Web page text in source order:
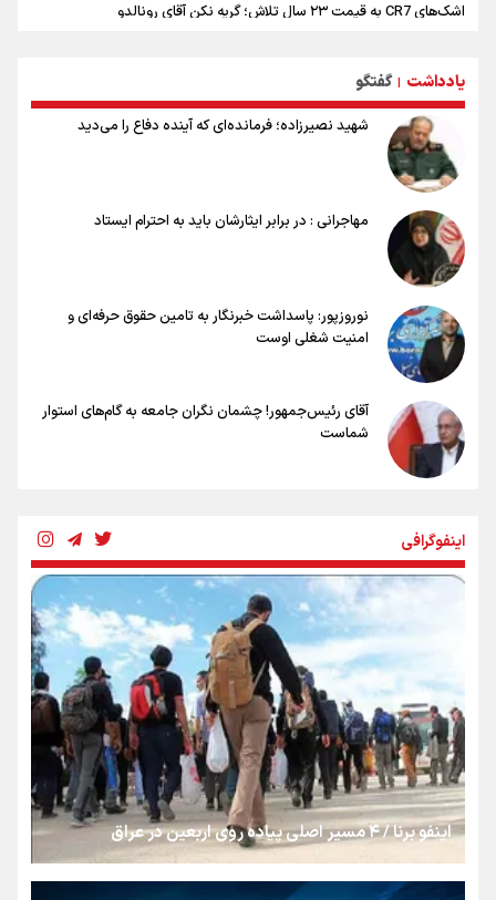
اشک‌های CR7 به قیمت ۲۳ سال تلاش؛ گریه نکن آقای رونالدو
تلاش مدام برای زنده نگه داشتن هنر ایرانی
نصرتی: پاسخ بیرانوند سنخیتی با صحبت‌های علی دایی نداشت/
ملی‌پوشان نباید از خودشان تعریف کنند!
خلعتبری: جای دو سه نفر در جام جهانی خالی بود/ تیم ملی نیاز به تغییر
نسل دارد/ دوست دارم آرژانتین قهرمان شود
شاهرخی: اندازه داشته‌هایمان از بازار جام جهانی برداشت کردیم/ دودستی
سرنوشت صعود را به تیم‌های دیگر سپردیم
عالمی: جام جهانی از مرحله حذفی جان گرفت/ درباره شیوه بازی تیم ملی
نقد وجود دارد
یادداشت | گفتگو
شهید نصیرزاده؛ فرمانده‌ای که آینده دفاع را می‌دید
مهاجرانی : در برابر ایثارشان باید به احترام ایستاد
نوروزپور: پاسداشت خبرنگار به تامین حقوق حرفه‌ای و
امنیت شغلی اوست
آقای رئیس‌جمهور! چشمان نگران جامعه به گام‌های استوار
شماست
بنزین؛ تدبیری برای حفظ امنیت انرژی
«هورامان»؛ میراثی که جهان را شیفته کرد
شکستگیِ بزرگ؛ روایتِ یک استخوان، یک نسل، یک توهم!
رسانه ملی و حق مردم برای شنیدن صدای رئیس‌جمهوری
اینفوگرافی
اینفو برنا / ۴ مسیر اصلی پیاده روی اربعین در عراق